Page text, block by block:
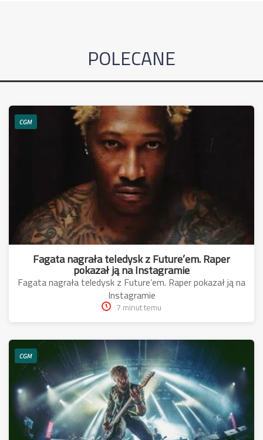
POLECANE
CGM
Fagata nagrała teledysk z Future’em. Raper
pokazał ją na Instagramie
Fagata nagrała teledysk z Future’em. Raper pokazał ją na
Instagramie
7 minut temu
CGM